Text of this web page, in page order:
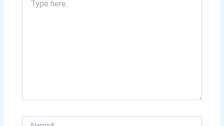
here..